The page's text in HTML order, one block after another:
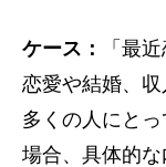
ケース：
「最
恋愛や結婚、
多くの人にと
場合、具体的